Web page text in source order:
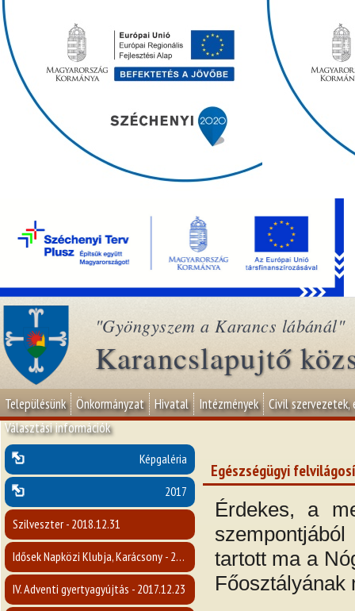
"Gyöngyszem a Karancs lábánál"
Karancslapujtő
Településünk Önkormányzat Hivatal Intézmények Civil szervezetek,
Választási információk
Képgaléria
2017
Szilveszter - 2018.12.31
Idősek Napközi Klubja, Karácsony - 2017. december
IV. Adventi gyertyagyújtás - 2017.12.23
Egészségügyi
Érdekes, a
tartott ma a
Főosztályának